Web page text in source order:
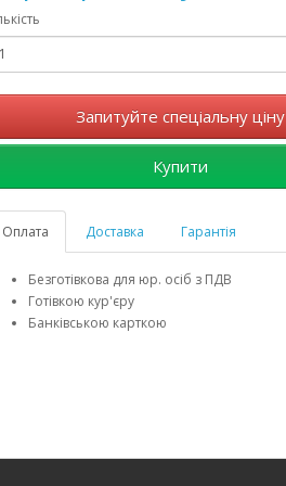
Запитуйте спеціальну ціну
Купити
Оплата Доставка Гарантія
Безготівкова для юр. осіб з ПДВ
Готівкою кур'єру
Банківською карткою